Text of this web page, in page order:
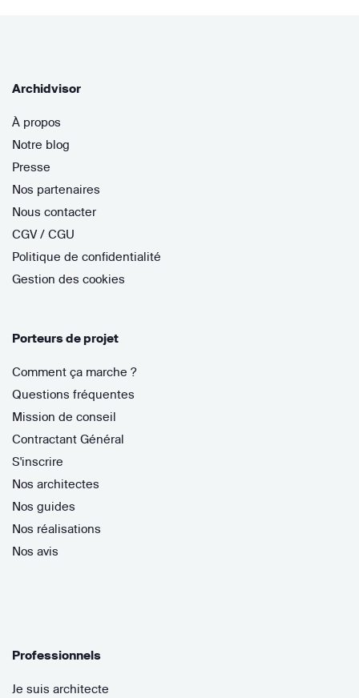
Archidvisor
À propos
Notre blog
Presse
Nos partenaires
Nous contacter
CGV / CGU
Politique de confidentialité
Gestion des cookies
Porteurs de projet
Comment ça marche ?
Questions fréquentes
Mission de conseil
Contractant Général
S'inscrire
Nos architectes
Nos guides
Nos réalisations
Nos avis
Professionnels
Je suis architecte